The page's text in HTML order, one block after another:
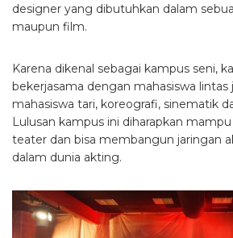
designer yang dibutuhkan dalam
maupun film.
Karena dikenal sebagai kampus seni,
bekerjasama dengan mahasiswa lintas
mahasiswa tari, koreografi, sinematik
Lulusan kampus ini diharapkan
teater dan bisa membangun jaringan
dalam dunia akting.